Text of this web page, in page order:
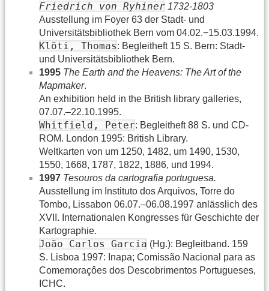
Friedrich von Ryhiner 1732-1803
Ausstellung im Foyer 63 der Stadt- und
Universitätsbibliothek Bern vom 04.02.−15.03.1994.
Klöti, Thomas: Begleitheft 15 S. Bern: Stadt-
und Universitätsbibliothek Bern.
1995 The Earth and the Heavens: The Art of the
Mapmaker.
An exhibition held in the British library galleries,
07.07.–22.10.1995.
Whitfield, Peter: Begleitheft 88 S. und CD-
ROM. London 1995: British Library.
Weltkarten von um 1250, 1482, um 1490, 1530,
1550, 1668, 1787, 1822, 1886, und 1994.
1997 Tesouros da cartografia portuguesa.
Ausstellung im Instituto dos Arquivos, Torre do
Tombo, Lissabon 06.07.–06.08.1997 anlässlich des
XVII. Internationalen Kongresses für Geschichte der
Kartographie.
João Carlos Garcia (Hg.): Begleitband. 159
S. Lisboa 1997: Inapa; Comissão Nacional para as
Comemoraçôes dos Descobrimentos Portugueses,
ICHC.